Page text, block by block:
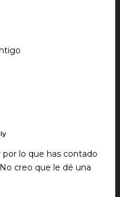
lo que has contado
creo que le dé una